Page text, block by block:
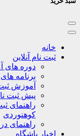
نام آنلاین
دوره های آموزشی
برنامه های
آموزش ثبت نام
پیش ثبت نام دوره
راهنمای ثبت نام
کوهنوردی
راهنمای دریافت
باشگاه